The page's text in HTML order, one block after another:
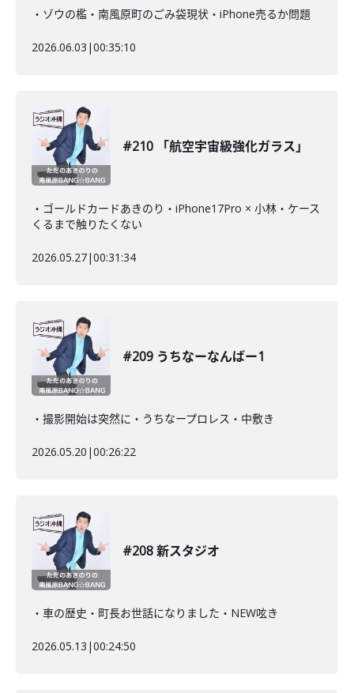
・ゾウの檻・南風原町のごみ袋現状・iPhone売るか問題
2026.06.03 |00:35:10
#210 「航空宇宙級強化ガラス」
・ゴールドカードあきのり・iPhone17Pro × 小林・ケース
くるまで触りたくない
2026.05.27|00:31:34
#209 うちなーなんばー1
・撮影開始は突然に・うちなープロレス・中敷き
2026.05.20 |00:26:22
#208 新スタジオ
・車の歴史・町長お世話になりました・NEW呟き
2026.05.13 |00:24:50